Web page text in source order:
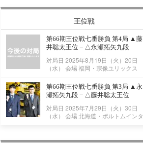
王位戦
第66期王位戦七番勝負 第4局 ▲藤
井聡太王位 − △永瀬拓矢九段
対局日 2025年8月19日（火）20日
（水） 会場 福岡・宗像ユリックス
第66期王位戦七番勝負 第3局 ▲永
瀬拓矢九段 − △藤井聡太王位
対局日 2025年7月29日（火）30日
（水） 会場 北海道・ポルトムインタ